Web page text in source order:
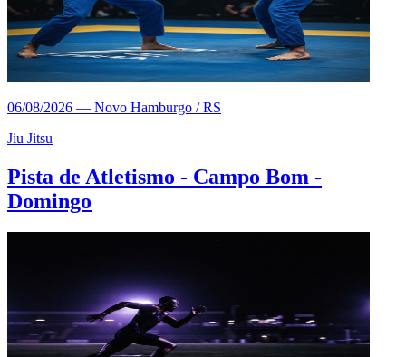
06/08/2026 — Novo Hamburgo / RS
Jiu Jitsu
Pista de Atletismo - Campo Bom -
Domingo